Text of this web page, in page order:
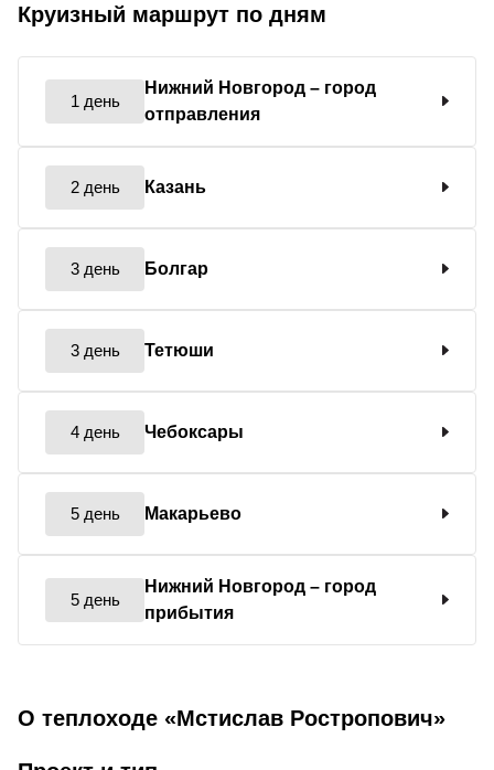
Круизный маршрут по дням
1 день
Нижний Новгород – город
отправления
2 день Казань
3 день Болгар
3 день Тетюши
4 день Чебоксары
5 день Макарьево
5 день
Нижний Новгород – город
прибытия
О теплоходе «Мстислав Ростропович»